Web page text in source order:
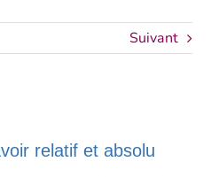
Suivant
relatif et absolu